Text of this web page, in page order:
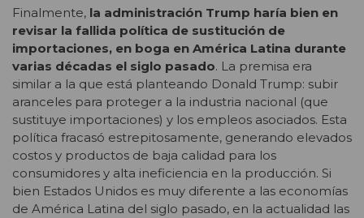
Finalmente, la administración Trump haría bien en
revisar la fallida política de sustitución de
importaciones, en boga en América Latina durante
varias décadas el siglo pasado. La premisa era
similar a la que está planteando Donald Trump: subir
aranceles para proteger a la industria nacional (que
sustituye importaciones) y los empleos asociados. Esta
política fracasó estrepitosamente, generando elevados
costos y productos de baja calidad para los
consumidores y alta ineficiencia en la producción. Si
bien Estados Unidos es muy diferente a las economías
de América Latina del siglo pasado, en la actualidad las